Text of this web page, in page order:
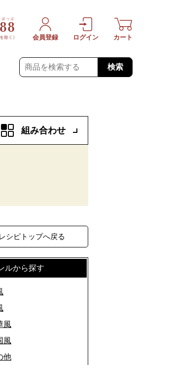
検索
会員登録 ログイン カート
組み合わせ
レシピトップへ戻る
ルから探す
風
風
他